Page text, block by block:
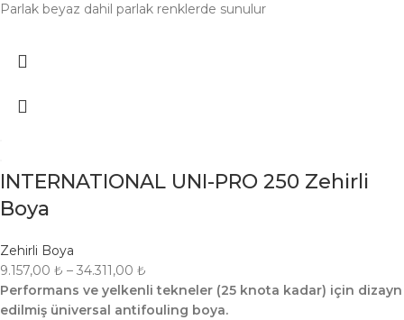
Parlak beyaz dahil parlak renklerde sunulur
INTERNATIONAL UNI-PRO 250 Zehirli
Boya
Zehirli Boya
9.157,00 ₺ – 34.311,00 ₺
Performans ve yelkenli tekneler (25 knota kadar) için dizayn
edilmiş üniversal antifouling boya.